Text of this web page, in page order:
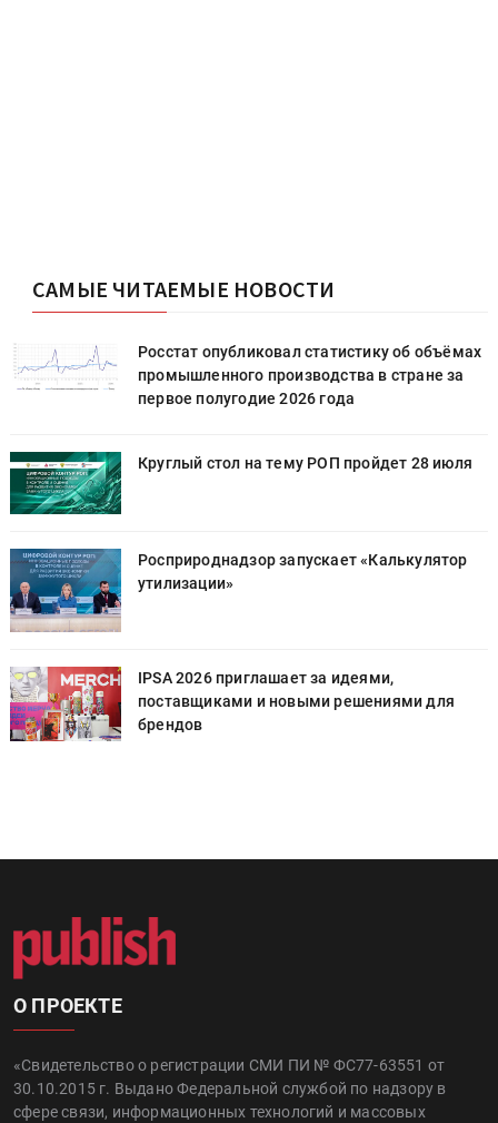
САМЫЕ ЧИТАЕМЫЕ НОВОСТИ
Росстат опубликовал статистику об объёмах
промышленного производства в стране за
первое полугодие 2026 года
Круглый стол на тему РОП пройдет 28 июля
Росприроднадзор запускает «Калькулятор
утилизации»
IPSA 2026 приглашает за идеями,
поставщиками и новыми решениями для
брендов
О ПРОЕКТЕ
«Свидетельство о регистрации СМИ ПИ № ФС77-63551 от
30.10.2015 г. Выдано Федеральной службой по надзору в
сфере связи, информационных технологий и массовых